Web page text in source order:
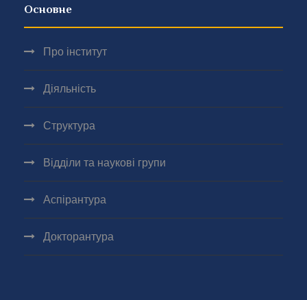
Основне
Про інститут
Діяльність
Структура
Відділи та наукові групи
Аспірантура
Докторантура